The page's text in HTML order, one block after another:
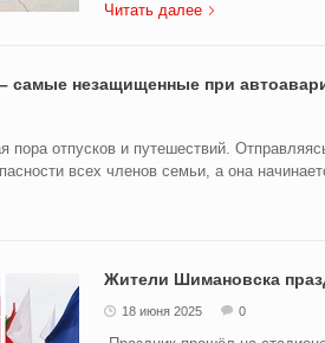
Читать далее
самые незащищенные при
пора отпусков и путешествий.
всех членов семьи, а она
Жители Шимановска
18 июня 2025 0